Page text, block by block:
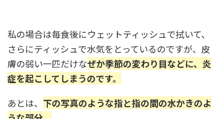
私の場合は毎食後にウェットティッシュで拭いて、
さらにティッシュで水気をとっているのですが、皮
膚の弱い一匹だけなぜか季節の変わり目などに、炎
症を起こしてしまうのです。
あとは、 下の写真のような指と指の間の水かきのよ